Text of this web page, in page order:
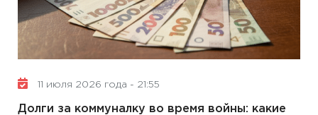
11 июля 2026 года - 21:55
Долги за коммуналку во время войны: какие